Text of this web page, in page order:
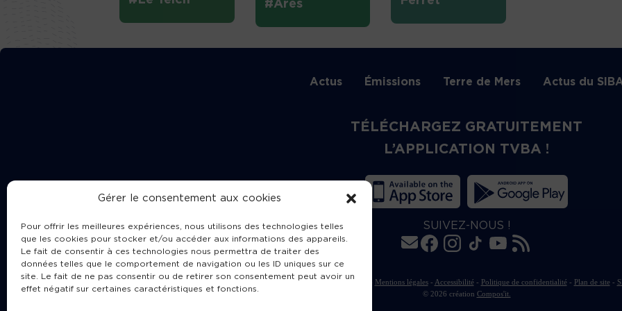
Gérer le consentement aux cookies
Pour offrir les meilleures expériences, nous utilisons des technologies telles
que les cookies pour stocker et/ou accéder aux informations des appareils.
Le fait de consentir à ces technologies nous permettra de traiter des
données telles que le comportement de navigation ou les ID uniques sur ce
site. Le fait de ne pas consentir ou de retirer son consentement peut avoir un
effet négatif sur certaines caractéristiques et fonctions.
#Arès
Actus Émissions Terre de Mers Actus du
TÉLÉCHARGEZ GRATUITEMENT
L’APPLICATION TVBA !
SUIVEZ-NOUS !
Charte de publication Mentions légales- Accessibilité- Politique de confidentialité- Plan de site-
© 2026 création Compos'it.